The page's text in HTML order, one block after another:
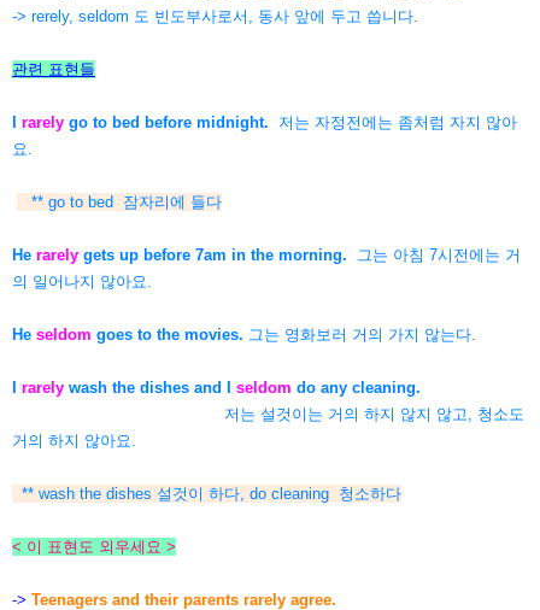
-> rerely, seldom 도 빈도부사로서, 동사 앞에 두고 씁니다.
관련 표현들
I rarely go to bed before midnight. 저는 자정전에는 좀처럼 자지 않아
요.
** go to bed 잠자리에 들다
He rarely gets up before 7am in the morning. 그는 아침 7시전에는 거
의 일어나지 않아요.
He seldom goes to the movies. 그는 영화보러 거의 가지 않는다.
I rarely wash the dishes and I seldom do any cleaning.
저는 설것이는 거의 하지 않지 않고, 청소도
거의 하지 않아요.
** wash the dishes 설것이 하다, do cleaning 청소하다
< 이 표현도 외우세요 >
-> Teenagers and their parents rarely agree.